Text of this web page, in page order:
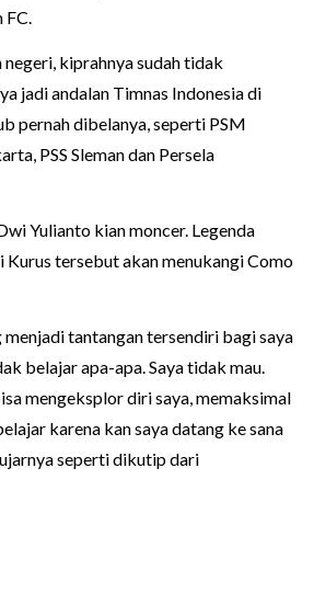
FC.
kiprahnya sudah tidak
jadi andalan Timnas Indonesia di
pernah dibelanya, seperti PSM
PSS Sleman dan Persela
Yulianto kian moncer. Legenda
Kurus tersebut akan menukangi Como
menjadi tantangan tersendiri bagi saya
belajar apa-apa. Saya tidak mau.
mengeksplor diri saya, memaksimal
karena kan saya datang ke sana
seperti dikutip dari